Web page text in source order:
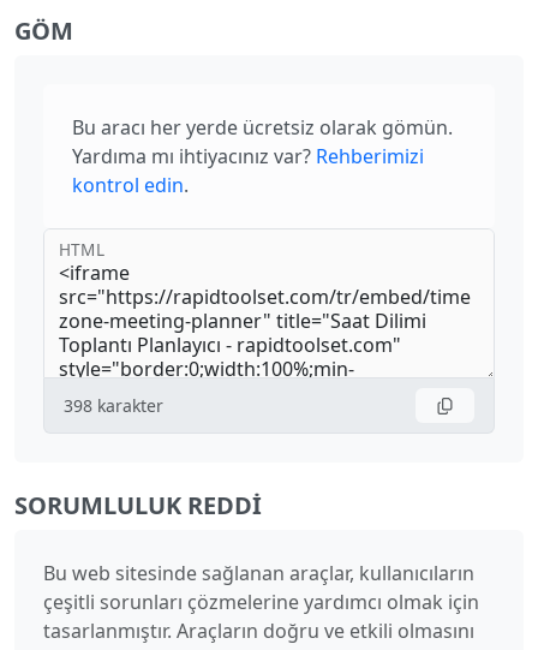
GÖM
Bu aracı her yerde ücretsiz olarak gömün.
Yardıma mı ihtiyacınız var? Rehberimizi
kontrol edin.
HTML
398 karakter
SORUMLULUK REDDI
Bu web sitesinde sağlanan araçlar, kullanıcıların
çeşitli sorunları çözmelerine yardımcı olmak için
tasarlanmıştır. Araçların doğru ve etkili olmasını